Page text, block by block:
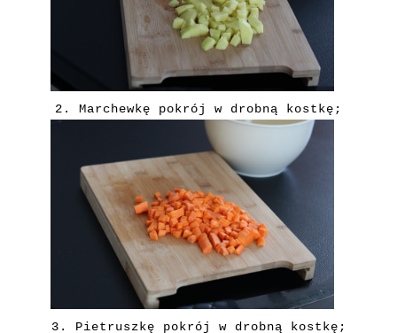
2. Marchewkę pokrój w drobną kostkę;
3. Pietruszkę pokrój w drobną kostkę;